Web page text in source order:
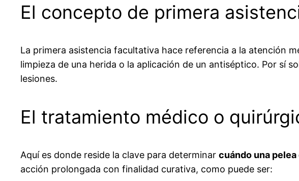
El concepto de primera
La primera asistencia facultativa hace referencia a la atención
limpieza de una herida o la aplicación de un antiséptico. Por sí
lesiones.
El tratamiento médico o
Aquí es donde reside la clave para determinar cuándo una
acción prolongada con finalidad curativa, como puede ser: